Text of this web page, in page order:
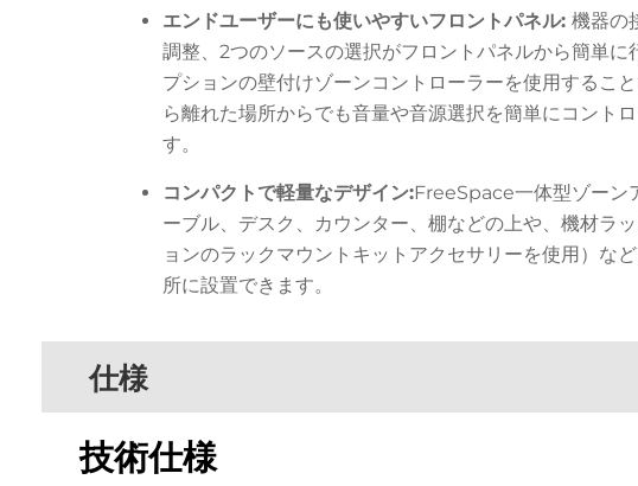
エンドユーザーにも使いやすいフロントパネル: 機器の
調整、2つのソースの選択がフロントパネルから簡単に
プションの壁付けゾーンコントローラーを使用するこ
ら離れた場所からでも音量や音源選択を簡単にコント
す。
コンパクトで軽量なデザイン:FreeSpace一体型ゾーン
ーブル、デスク、カウンター、棚などの上や、機材ラ
ョンのラックマウントキットアクセサリーを使用）な
所に設置できます。
仕様
技術仕様